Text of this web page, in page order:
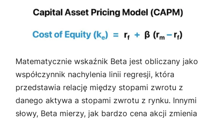
Matematycznie wskaźnik Beta jest obliczany jako
współczynnik nachylenia linii regresji, która
przedstawia relację między stopami zwrotu z
danego aktywa a stopami zwrotu z rynku. Innymi
słowy, Beta mierzy, jak bardzo cena akcji zmienia